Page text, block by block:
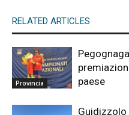
RELATED ARTICLES
Provincia
paese